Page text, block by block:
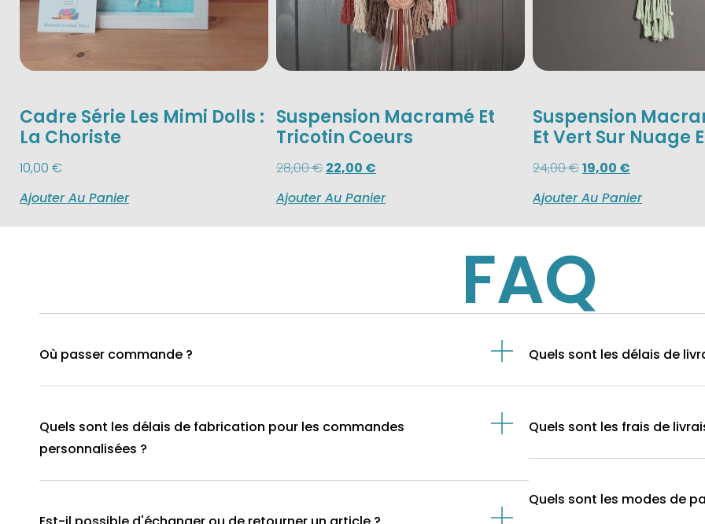
Cadre Série Les Mimi Dolls :
La Choriste
10,00 €
Ajouter Au Panier
Suspension Macramé Et
Tricotin Coeurs
28,00€ 22,00 €
Ajouter Au Panier
Suspension
Et Vert Sur Nuage
24,00€19,00 €
Ajouter Au Panier
FAQ
Où passer commande ?
Quels sont les délais de fabrication pour les commandes
personnalisées ?
Quels sont les délais de
Quels sont les frais de
Quels sont les modes de